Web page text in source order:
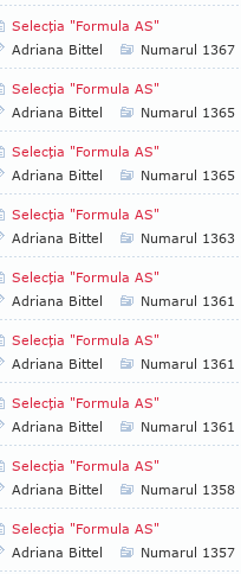
Selecţia "Formula AS"
Adriana Bittel
Numarul 1367
Selecţia "Formula AS"
Adriana Bittel
Numarul 1365
Selecţia "Formula AS"
Adriana Bittel
Numarul 1365
Selecţia "Formula AS"
Adriana Bittel
Numarul 1363
Selecţia "Formula AS"
Adriana Bittel
Numarul 1361
Selecţia "Formula AS"
Adriana Bittel
Numarul 1361
Selecţia "Formula AS"
Adriana Bittel
Numarul 1361
Selecţia "Formula AS"
Adriana Bittel
Numarul 1358
Selecţia "Formula AS"
Adriana Bittel
Numarul 1357